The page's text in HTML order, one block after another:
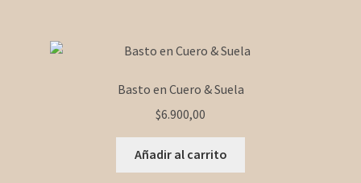
Basto en Cuero & Suela
$6.900,00
Añadir al carrito